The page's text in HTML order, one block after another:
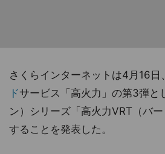
さくらインターネットは4月16日
ドサービス「高火力」の第3弾と
ン）シリーズ「高火力VRT（バ
することを発表した。